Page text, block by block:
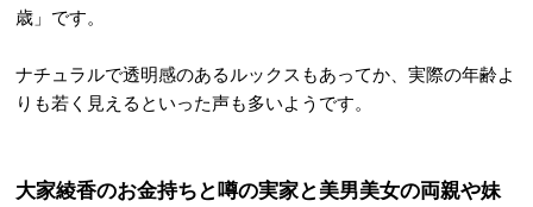
歳」です。
ナチュラルで透明感のあるルックスもあってか、実際の年齢よ
りも若く見えるといった声も多いようです。
大家綾香のお金持ちと噂の実家と美男美女の両親や妹